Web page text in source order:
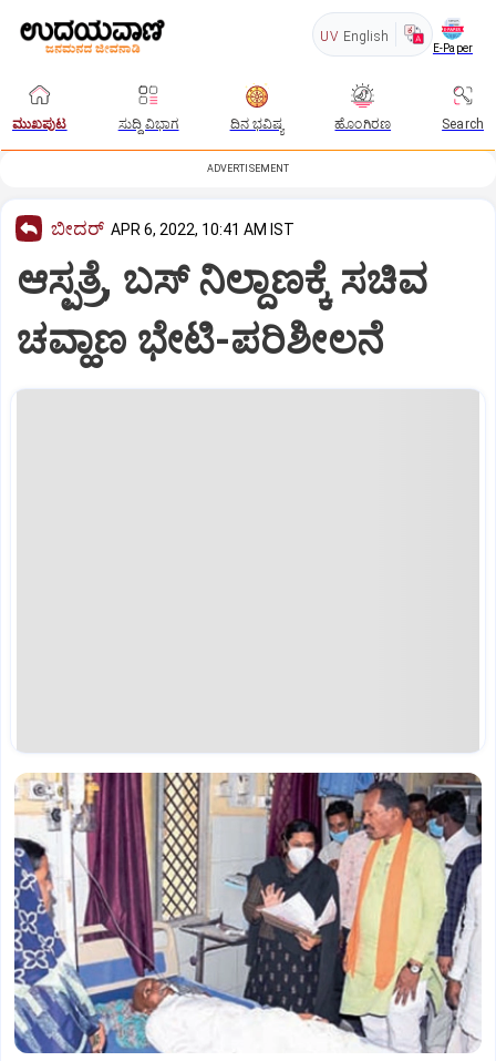
UV English
E-Paper
ಮುಖಪುಟ ಸುದ್ದಿ ವಿಭಾಗ ದಿನ ಭವಿಷ್ಯ ಹೊಂಗಿರಣ Search
ADVERTISEMENT
ಬೀದರ್ APR 6, 2022, 10:41 AM IST
ಆಸ್ಪತ್ರೆ, ಬಸ್‌ ನಿಲ್ದಾಣಕ್ಕೆ ಸಚಿವ
ಚವ್ಹಾಣ ಭೇಟಿ-ಪರಿಶೀಲನೆ